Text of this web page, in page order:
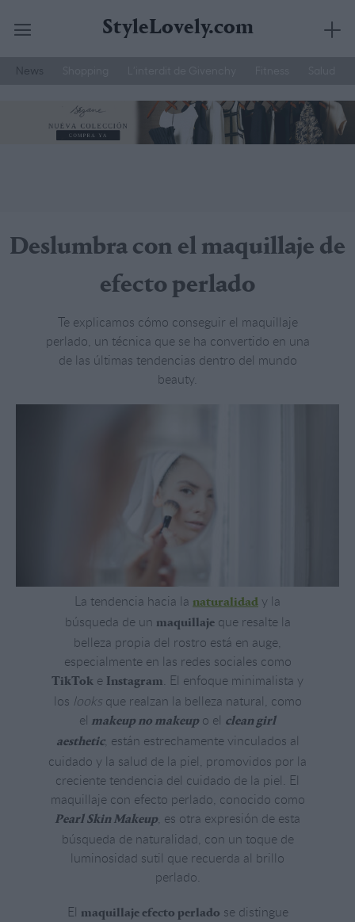
contenido
StyleLovely.com
News
Belleza Hombre
Deslumbra con el maquillaje de
efecto perlado
Te explicamos cómo conseguir el maquillaje
perlado, un técnica que se ha convertido en una
de las últimas tendencias dentro del mundo
beauty.
La tendencia hacia la naturalidad y la
búsqueda de un maquillajeque resalte la
belleza propia del rostro está en auge,
especialmente en las redes sociales como
TikTok e Instagram. El enfoque minimalista y
los looksque realzan la belleza natural, como
el makeup no makeup o el clean girl
aesthetic, están estrechamente vinculados al
cuidado y la salud de la piel, promovidos por la
creciente tendencia del cuidado de la piel. El
maquillaje con efecto perlado, conocido como
Pearl Skin Makeup, es otra expresión de esta
búsqueda de naturalidad, con un toque de
luminosidad sutil que recuerda al brillo
perlado.
El maquillaje efecto perlado se distingue